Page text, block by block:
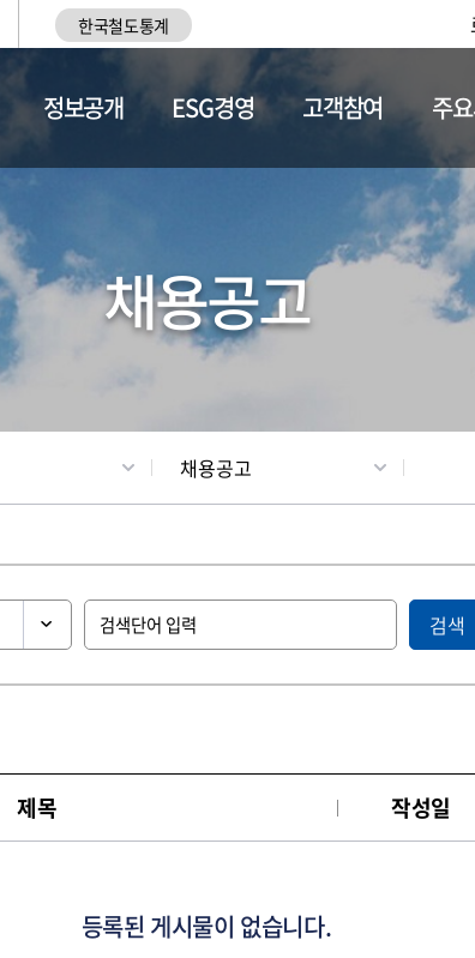
한국철도통계
채용정보
정보공개 ESG경영 고객참여 주
채용공고
채용공고
검색
제목 작성일
등록된 게시물이 없습니다.